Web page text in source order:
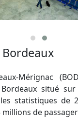
Mérignac
situé
statistiques de
de